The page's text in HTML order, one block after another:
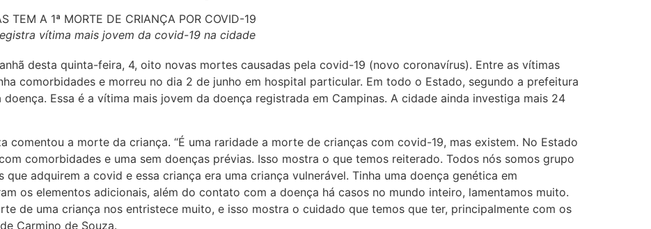
vítima mais jovem da covid-19 na cidade
desta quinta-feira, 4, oito novas mortes causadas pela covid-19 (novo coronavírus). Entre as vítimas
comorbidades e morreu no dia 2 de junho em hospital particular. Em todo o Estado, segundo a prefeitura
Essa é a vítima mais jovem da doença registrada em Campinas. A cidade ainda investiga mais 24
comentou a morte da criança. “É uma raridade a morte de crianças com covid-19, mas existem. No Estado
comorbidades e uma sem doenças prévias. Isso mostra o que temos reiterado. Todos nós somos grupo
que adquirem a covid e essa criança era uma criança vulnerável. Tinha uma doença genética em
os elementos adicionais, além do contato com a doença há casos no mundo inteiro, lamentamos muito.
de uma criança nos entristece muito, e isso mostra o cuidado que temos que ter, principalmente com os
Carmino de Souza.